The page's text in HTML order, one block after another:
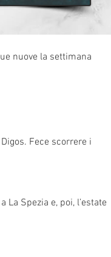
nuove la settimana
Fece scorrere i
Spezia e, poi, l’estate